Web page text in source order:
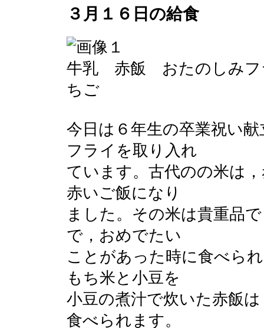
３月１６日の給食
牛乳 赤飯 おたのしみ
ちご
今日は６年生の卒業祝い
フライを取り入れ
ています。古代のの米は
赤いご飯になり
ました。その米は貴重品
で，おめでたい
ことがあった時に食べら
もち米と小豆を
小豆の煮汁で炊いた赤飯
食べられます。